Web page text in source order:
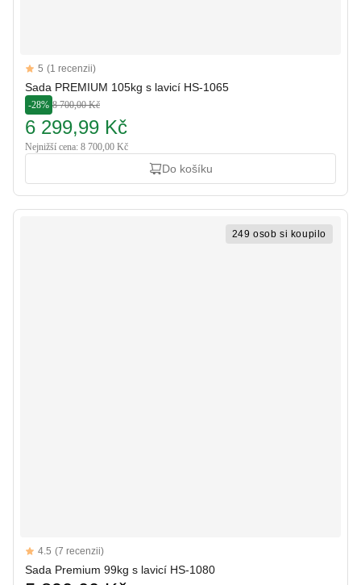
Reviews
5 out of 5 stars
5 (1 recenzii)
Sada PREMIUM 105kg s lavicí HS-1065
-28% 8 700,00 Kč
6 299,99 Kč
Nejnižší cena: 8 700,00 Kč
Do košíku
249 osob si koupilo
Reviews
4.5 out of 5 stars
4.5 (7 recenzii)
Sada Premium 99kg s lavicí HS-1080